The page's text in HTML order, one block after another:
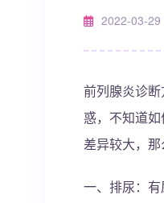
2022-03-
前列腺炎诊
惑，不知道
差异较大，
一、排尿：